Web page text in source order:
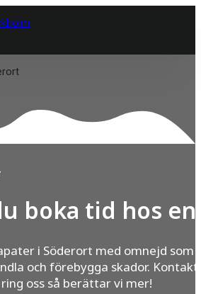
boka tid hos
i Söderort med omnejd som
och förebygga skador.
oss så berättar vi mer!